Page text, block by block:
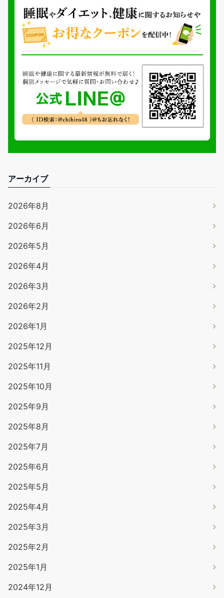
アーカイブ
2026年8月
2026年6月
2026年5月
2026年4月
2026年3月
2026年2月
2026年1月
2025年12月
2025年11月
2025年10月
2025年9月
2025年8月
2025年7月
2025年6月
2025年5月
2025年4月
2025年3月
2025年2月
2025年1月
2024年12月